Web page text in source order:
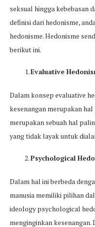
seksual hingga kebebasan
definisi dari hedonisme,
hedonisme. Hedonisme
berikut ini.
Evaluative
Dalam konsep evaluative
kesenangan merupakan
merupakan sebuah hal
yang tidak layak untuk
Psychological
Dalam hal ini berbeda
manusia memiliki pilihan
ideology psychological
menginginkan kesenangan.